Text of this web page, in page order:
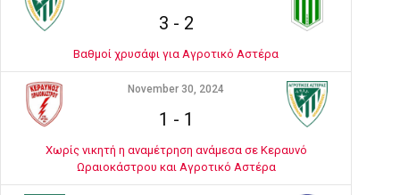
3 - 2
Βαθμοί χρυσάφι για Αγροτικό Αστέρα
November 30, 2024
1 - 1
Χωρίς νικητή η αναμέτρηση ανάμεσα σε Κεραυνό
Ωραιοκάστρου και Αγροτικό Αστέρα